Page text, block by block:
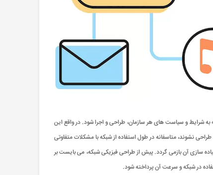
به شرایط و سیاست های هر سازمان، طراحی و اجرا شود. در واقع این
نشوند، متاسفانه در طول استفاده از شبکه با مشکلات متفاوتی
سازی آن بازمی گردد. پیش از طراحی فیزیکی شبکه، می بایست بر
در شبکه و سرعت آن پرداخته شود.